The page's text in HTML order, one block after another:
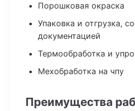
Порошковая окраска
Упаковка и отгрузка,
документацией
Термообработка и
Мехобработка на чпу
Преимущества